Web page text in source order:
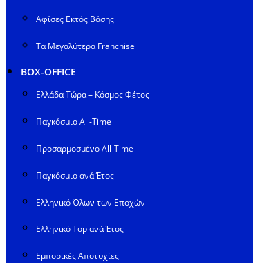
Αφίσες Εκτός Βάσης
Τα Μεγαλύτερα Franchise
BOX-OFFICE
Ελλάδα Τώρα – Κόσμος Φέτος
Παγκόσμιο All-Time
Προσαρμοσμένο All-Time
Παγκόσμιο ανά Έτος
Ελληνικό Όλων των Εποχών
Ελληνικό Top ανά Έτος
Εμπορικές Αποτυχίες